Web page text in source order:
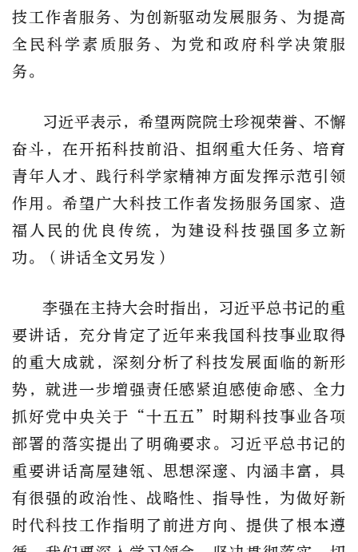
技工作者服务、为创新驱动发展服务、为提高
全民科学素质服务、为党和政府科学决策服
务。
习近平表示，希望两院院士珍视荣誉、不懈
奋斗，在开拓科技前沿、担纲重大任务、培育
青年人才、践行科学家精神方面发挥示范引领
作用。希望广大科技工作者发扬服务国家、造
福人民的优良传统，为建设科技强国多立新
功。（讲话全文另发）
李强在主持大会时指出，习近平总书记的重
要讲话，充分肯定了近年来我国科技事业取得
的重大成就，深刻分析了科技发展面临的新形
势，就进一步增强责任感紧迫感使命感、全力
抓好党中央关于“十五五”时期科技事业各项
部署的落实提出了明确要求。习近平总书记的
重要讲话高屋建瓴、思想深邃、内涵丰富，具
有很强的政治性、战略性、指导性，为做好新
时代科技工作指明了前进方向、提供了根本遵